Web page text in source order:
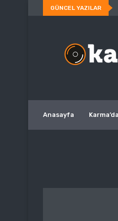
GÜNCEL YAZILAR
Anasayfa